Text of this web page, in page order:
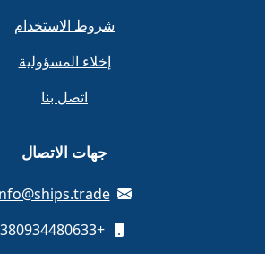
شروط الاستخدام
إخلاء المسؤولية
اتصل بنا
جهات الاتصال
info@ships.trade
+380934480633